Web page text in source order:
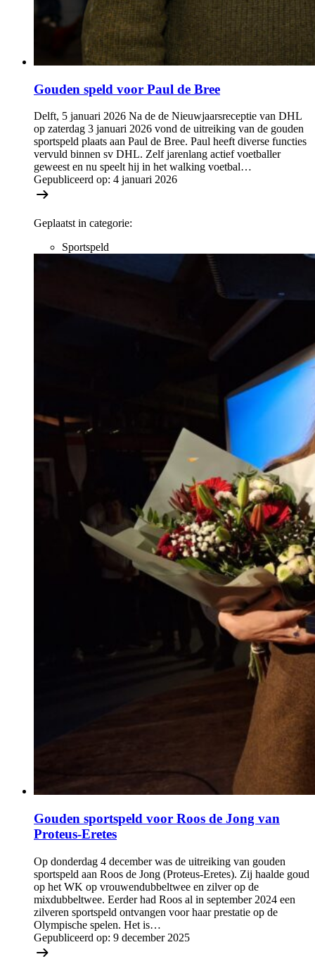
Gouden speld voor Paul de Bree
Delft, 5 januari 2026 Na de de Nieuwjaarsreceptie van DHL
op zaterdag 3 januari 2026 vond de uitreiking van de gouden
sportspeld plaats aan Paul de Bree. Paul heeft diverse functies
vervuld binnen sv DHL. Zelf jarenlang actief voetballer
geweest en nu speelt hij in het walking voetbal…
Gepubliceerd op: 4 januari 2026
Geplaatst in categorie:
Sportspeld
Gouden sportspeld voor Roos de Jong van
Proteus-Eretes
Op donderdag 4 december was de uitreiking van gouden
sportspeld aan Roos de Jong (Proteus-Eretes). Zij haalde goud
op het WK op vrouwendubbeltwee en zilver op de
mixdubbeltwee. Eerder had Roos al in september 2024 een
zilveren sportspeld ontvangen voor haar prestatie op de
Olympische spelen. Het is…
Gepubliceerd op: 9 december 2025